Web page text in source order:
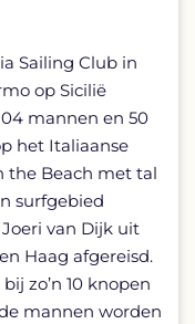
Sailing Club in
op Sicilië
mannen en 50
het Italiaanse
the Beach met tal
surfgebied
van Dijk uit
Haag afgereisd.
zo’n 10 knopen
mannen worden